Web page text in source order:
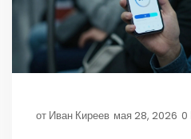
от Иван Киреев мая 28, 2026 0